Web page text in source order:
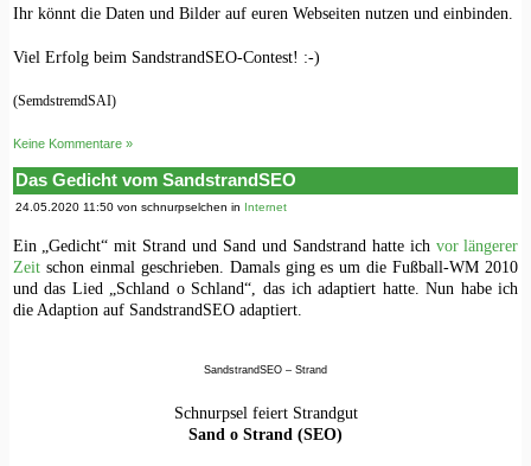
Ihr könnt die Daten und Bilder auf euren Webseiten nutzen und einbinden.
Viel Erfolg beim SandstrandSEO-Contest! :-)
(SemdstremdSAI)
Keine Kommentare »
Das Gedicht vom SandstrandSEO
24.05.2020 11:50 von schnurpselchen in Internet
Ein „Gedicht“ mit Strand und Sand und Sandstrand hatte ich vor längerer
Zeitschon einmal geschrieben. Damals ging es um die Fußball-WM 2010
und das Lied „Schland o Schland“, das ich adaptiert hatte. Nun habe ich
die Adaption auf SandstrandSEO adaptiert.
SandstrandSEO – Strand
Schnurpsel feiert Strandgut
Sand o Strand (SEO)